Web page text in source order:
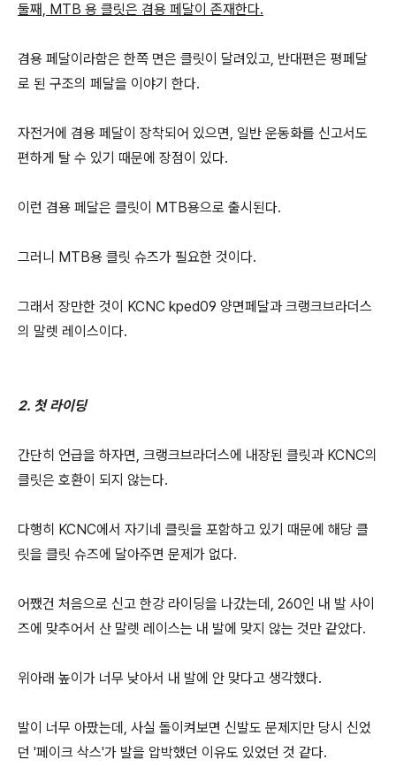
둘째, MTB 용 클릿은 겸용 페달이 존재한다.
겸용 페달이라함은 한쪽 면은 클릿이 달려있고, 반대편은 평페달
로 된 구조의 페달을 이야기 한다.
자전거에 겸용 페달이 장착되어 있으면, 일반 운동화를 신고서도
편하게 탈 수 있기 때문에 장점이 있다.
이런 겸용 페달은 클릿이 MTB용으로 출시된다.
그러니 MTB용 클릿 슈즈가 필요한 것이다.
그래서 장만한 것이 KCNC kped09 양면페달과 크랭크브라더스
의 말렛 레이스이다.
2. 첫 라이딩
간단히 언급을 하자면, 크랭크브라더스에 내장된 클릿과 KCNC의
클릿은 호환이 되지 않는다.
다행히 KCNC에서 자기네 클릿을 포함하고 있기 때문에 해당 클
릿을 클릿 슈즈에 달아주면 문제가 없다.
어쨌건 처음으로 신고 한강 라이딩을 나갔는데, 260인 내 발 사이
즈에 맞추어서 산 말렛 레이스는 내 발에 맞지 않는 것만 같았다.
위아래 높이가 너무 낮아서 내 발에 안 맞다고 생각했다.
발이 너무 아팠는데, 사실 돌이켜보면 신발도 문제지만 당시 신었
던 '페이크 삭스'가 발을 압박했던 이유도 있었던 것 같다.